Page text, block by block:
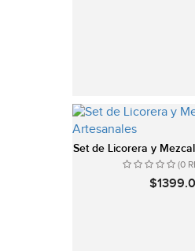
Set de Licorera y
(0